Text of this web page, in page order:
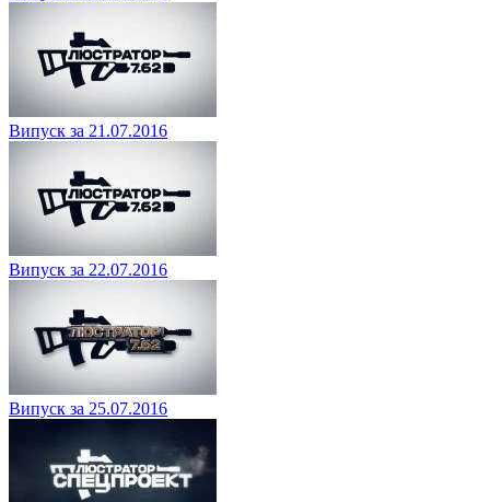
Випуск за 21.07.2016
Випуск за 22.07.2016
Випуск за 25.07.2016